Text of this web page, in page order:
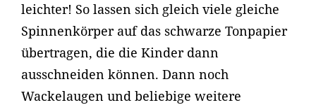
leichter! So lassen sich gleich viele gleiche
Spinnenkörper auf das schwarze Tonpapier
übertragen, die die Kinder dann
ausschneiden können. Dann noch
Wackelaugen und beliebige weitere